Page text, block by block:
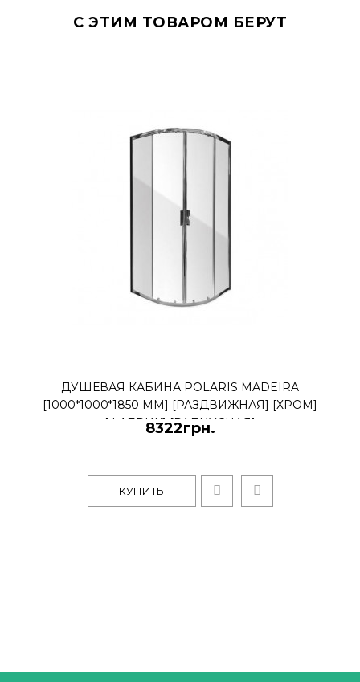
С ЭТИМ ТОВАРОМ БЕРУТ
ДУШЕВАЯ КАБИНА POLARIS MADEIRA
[1000*1000*1850 ММ] [РАЗДВИЖНАЯ] [ХРОМ]
[ФАБРИК] [РАДИУСНАЯ]
8322грн.
КУПИТЬ